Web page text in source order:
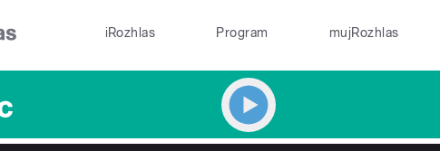
iRozhlas Program mujRozhlas